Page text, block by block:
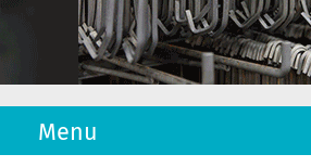
Menu